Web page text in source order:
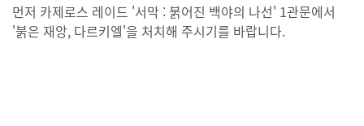
먼저 카제로스 레이드 '서막 : 붉어진 백야의 나선' 1관문에서
'붉은 재앙, 다르키엘'을 처치해 주시기를 바랍니다.